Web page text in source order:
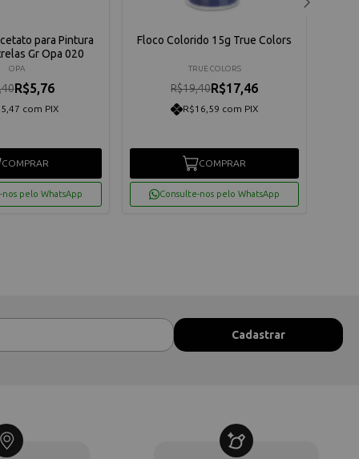
para Pintura
Gr Opa 020
OPA
R$5,76
com PIX
COMPRAR
nos pelo WhatsApp
Floco Colorido 15g True Colors
TRUE COLORS
R$19,40R$17,46
R$16,59 com PIX
COMPRAR
Consulte-nos pelo WhatsApp